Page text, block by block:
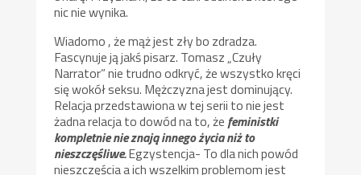
nic nie wynika.
Wiadomo , że mąż jest zły bo zdradza.
Fascynuje ją jakś pisarz. Tomasz „Czuły
Narrator” nie trudno odkryć, że wszystko kręci
się wokół seksu. Mężczyzna jest dominujący.
Relacja przedstawiona w tej serii to nie jest
żadna relacja to dowód na to, że feministki
kompletnie nie znają innego życia niż to
nieszczęśliwe.Egzystencja- To dla nich powód
nieszczęścia a ich wszelkim problemom jest